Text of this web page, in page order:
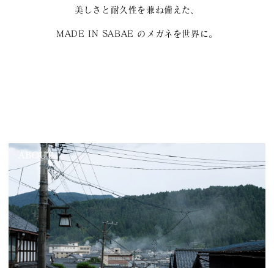
美しさと耐久性を兼ね備えた、
MADE IN SABAE のメガネを世界に。
ABOUT